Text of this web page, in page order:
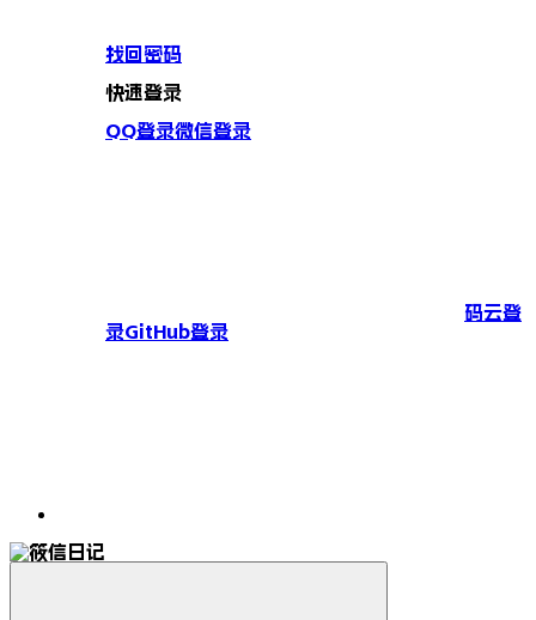
找回密码
快速登录
QQ登录微信登录
码云登
录GitHub登录